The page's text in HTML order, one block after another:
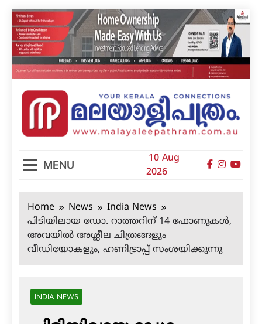
Skip
to
content
മലയാളിപത്രം
MENU
10 Aug
2026
Home News
India News
പിടിയിലായ ഡോ. റാത്തറിന് 14 ഫോണുകള്‍,
അവയില്‍ അശ്ലീല ചിത്രങ്ങളും
വീഡിയോകളും, ഹണിട്രാപ്പ് സംശയിക്കുന്നു
INDIA NEWS